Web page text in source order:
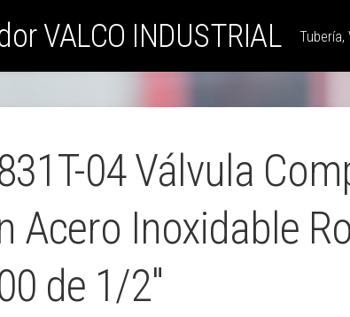
VALCO INDUSTRIAL Tubería,
04 Válvula
Acero Inoxidable
de 1/2″